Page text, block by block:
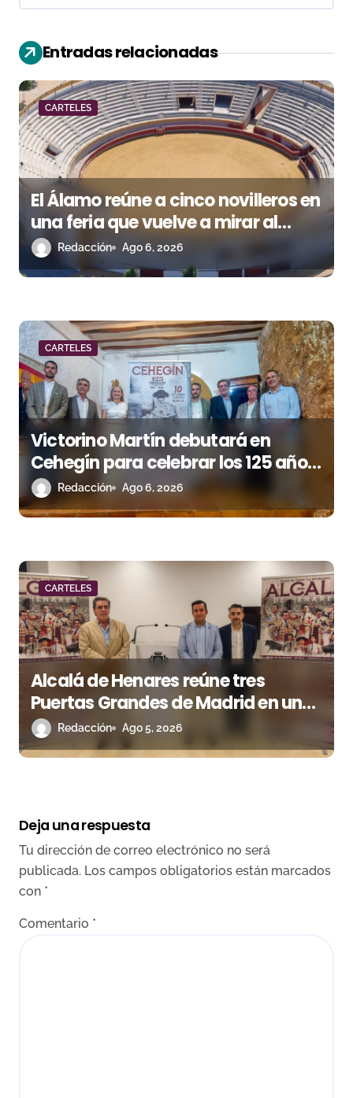
i
ó
n
d
e
e
n
t
r
d
a
s
Entradas relacionadas
CARTELES
El Álamo reúne a cinco novilleros en
una feria que vuelve a mirar al
futuroRedacción Ago 6, 2026
CARTELES
Victorino Martín debutará en
Cehegín para celebrar los 125 años
de su plaza
Redacción Ago 6, 2026
CARTELES
Alcalá de Henares reúne tres
Puertas Grandes de Madrid en una
feria de alto nivel
Redacción Ago 5, 2026
Deja una respuesta
Tu dirección de correo electrónico no será
publicada. Los campos obligatorios están marcados
con *
Comentario *